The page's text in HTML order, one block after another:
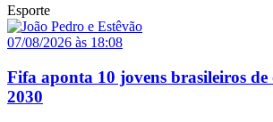
Esporte
07/08/2026 às 18:08
Fifa aponta 10 jovens brasileiros
2030